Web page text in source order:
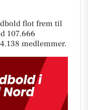
flot frem til
107.666
medlemmer.